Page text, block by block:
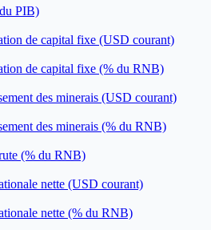
PIB)
de capital fixe (USD courant)
de capital fixe (% du RNB)
des minerais (USD courant)
des minerais (% du RNB)
(% du RNB)
nette (USD courant)
nette (% du RNB)